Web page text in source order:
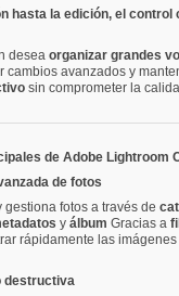
hasta la edición, el control
desea organizar grandes
cambios avanzados y
sin comprometer la
de Adobe Lightroom
de fotos
gestiona fotos a través de
y álbum Gracias a
rápidamente las
destructiva